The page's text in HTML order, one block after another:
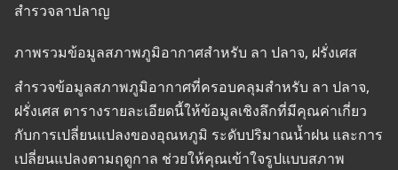
สำรวจลาปลาญ
ภาพรวมข้อมูลสภาพภูมิอากาศสำหรับ ลา ปลาจ, ฝรั่งเศส
สำรวจข้อมูลสภาพภูมิอากาศที่ครอบคลุมสำหรับ ลา ปลาจ,
ฝรั่งเศส ตารางรายละเอียดนี้ให้ข้อมูลเชิงลึกที่มีคุณค่าเกี่ยว
กับการเปลี่ยนแปลงของอุณหภูมิ ระดับปริมาณน้ำฝน และการ
เปลี่ยนแปลงตามฤดูกาล ช่วยให้คุณเข้าใจรูปแบบสภาพ